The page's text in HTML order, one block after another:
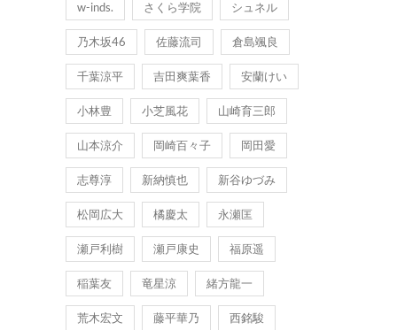
w-inds. さくら学院 シュネル
乃木坂46 佐藤流司 倉島颯良
千葉涼平 吉田爽葉香 安蘭けい
小林豊 小芝風花 山崎育三郎
山本涼介 岡崎百々子 岡田愛
志尊淳 新納慎也 新谷ゆづみ
松岡広大 橘慶太 永瀬匡
瀬戸利樹 瀬戸康史 福原遥
稲葉友 竜星涼 緒方龍一
荒木宏文 藤平華乃 西銘駿